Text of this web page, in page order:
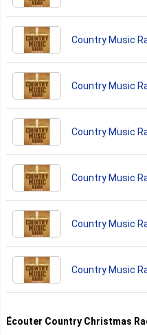
Country Music
Country Music
Country Music
Country Music
Country Music
Country Music
Écouter Country Christmas